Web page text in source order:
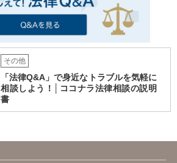
その他
「法律Q&A」で身近なトラブルを気軽に
相談しよう！│ココナラ法律相談の説明
書